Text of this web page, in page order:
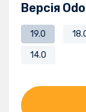
Версія
19.0
14.0